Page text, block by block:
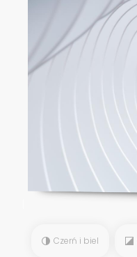
Czerń i biel